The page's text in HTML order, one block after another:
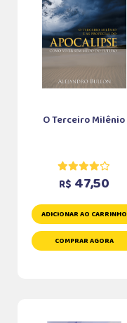
O Terceiro Milênio
R$ 47,50
ADICIONAR AO CARRINHO
COMPRAR AGORA